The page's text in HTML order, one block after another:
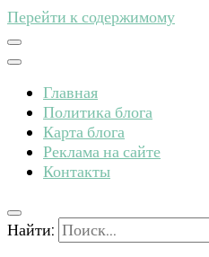
Перейти к содержимому
Главная
Политика блога
Карта блога
Реклама на сайте
Контакты
Найти: